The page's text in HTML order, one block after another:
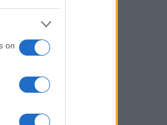
on
24
SB
in da v